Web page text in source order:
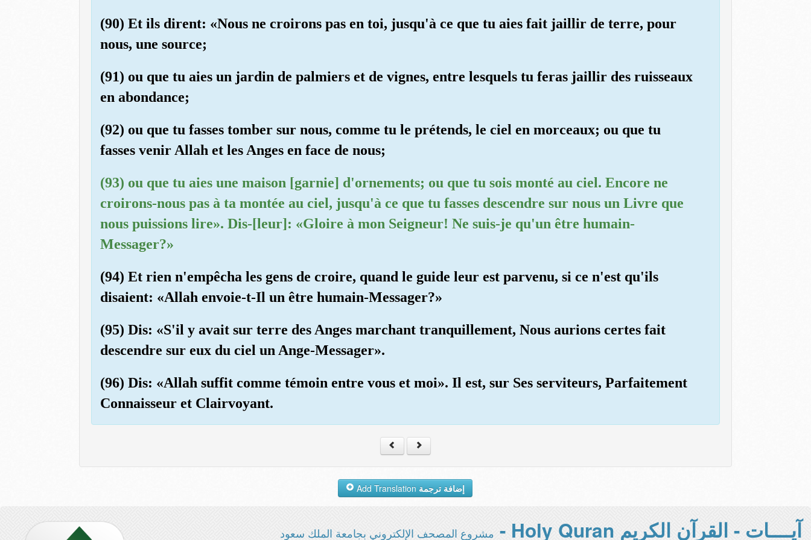
(90) Et ils dirent: «Nous ne croirons pas en toi, jusqu'à ce que tu aies fait jaillir de terre, pour
nous, une source;
(91) ou que tu aies un jardin de palmiers et de vignes, entre lesquels tu feras jaillir des ruisseaux
en abondance;
(92) ou que tu fasses tomber sur nous, comme tu le prétends, le ciel en morceaux; ou que tu
fasses venir Allah et les Anges en face de nous;
(93) ou que tu aies une maison [garnie] d'ornements; ou que tu sois monté au ciel. Encore ne
croirons-nous pas à ta montée au ciel, jusqu'à ce que tu fasses descendre sur nous un Livre que
nous puissions lire». Dis-[leur]: «Gloire à mon Seigneur! Ne suis-je qu'un être humain-
Messager?»
(94) Et rien n'empêcha les gens de croire, quand le guide leur est parvenu, si ce n'est qu'ils
disaient: «Allah envoie-t-Il un être humain-Messager?»
(95) Dis: «S'il y avait sur terre des Anges marchant tranquillement, Nous aurions certes fait
descendre sur eux du ciel un Ange-Messager».
(96) Dis: «Allah suffit comme témoin entre vous et moi». Il est, sur Ses serviteurs, Parfaitement
Connaisseur et Clairvoyant.
إضافة ترجمة
آيــــات - القرآن الكريم Holy Quran - مشروع المصحف الإلكتروني بجامعة الملك سعود